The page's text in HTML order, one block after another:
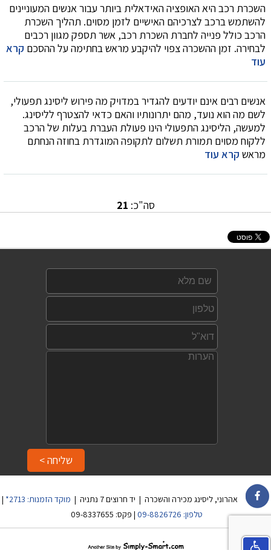
השכרת רכב היא האופציה האידאלית ביותר עבור אנשים המעוניינים
להשתמש ברכב לצרכיהם האישיים לזמן מסוים. תהליך השכרת
הרכב כולל פנייה לחברת השכרת רכב, אשר תספק מגוון רכבים
לבחירה. זמן ההשכרה צפוי להיקבע מראש בחתימה על ההסכם קרא
עוד
אנשים רבים אינם יודעים להגדיר במדויק מה פירוש ליסינג תפעולי,
לשם מה הוא נועד, מהם יתרונותיו והאם כדאי להצטרף לליסינג.
למעשה, הליסינג התפעולי הינו פעולת העברת בעלות של הרכב
ללקוח מסוים תמורת תשלום לתקופה המוגדרת בחוזה הנחתם
מראש קרא עוד
סה"כ: 21
שליחה >
אהרוני, ליסינג מכירה והשכרה | יד חרוצים 7 נתניה | מוקד הזמנות:
|
טלפון: 09-8826726 | פקס: 09-8337655